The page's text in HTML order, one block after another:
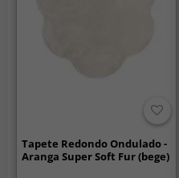
Tapete Redondo Ondulado -
Aranga Super Soft Fur (bege)